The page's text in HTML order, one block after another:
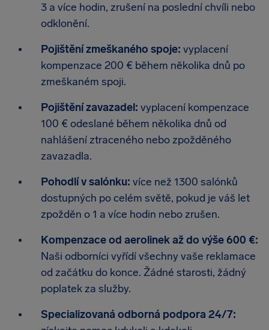
3 a více hodin, zrušení na poslední chvíli nebo
odklonění.
Pojištění zmeškaného spoje: vyplacení
kompenzace 200 € během několika dnů po
zmeškaném spoji.
Pojištění zavazadel: vyplacení kompenzace
100 € odeslané během několika dnů od
nahlášení ztraceného nebo zpožděného
zavazadla.
Pohodlí v salónku: více než 1300 salónků
dostupných po celém světě, pokud je váš let
zpožděn o 1 a více hodin nebo zrušen.
Kompenzace od aerolinek až do výše 600 €:
Naši odborníci vyřídí všechny vaše reklamace
od začátku do konce. Žádné starosti, žádný
poplatek za služby.
Specializovaná odborná podpora 24/7: